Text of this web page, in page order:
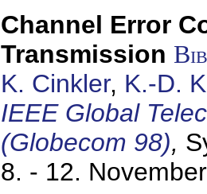
Channel Error
Transmission
K. Cinkler, K.-D.
IEEE Global
(Globecom 98),
8. - 12.